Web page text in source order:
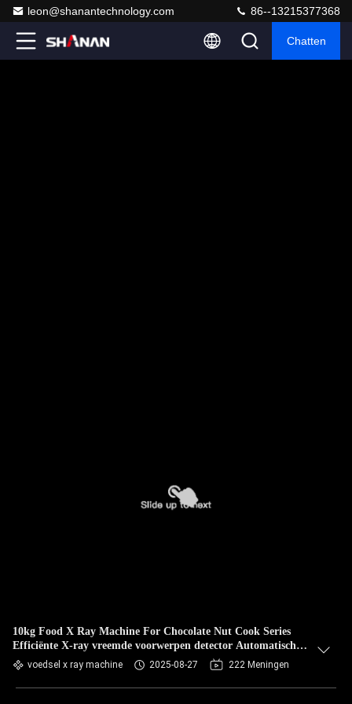
leon@shanantechnology.com 86--13215377368
Chatten
10kg Food X Ray Machine For Chocolate Nut Cook Series
Efficiënte X-ray vreemde voorwerpen detector Automatische
metaalverontreinigende verwijdering
voedsel x ray machine 2025-08-27 222 Meningen